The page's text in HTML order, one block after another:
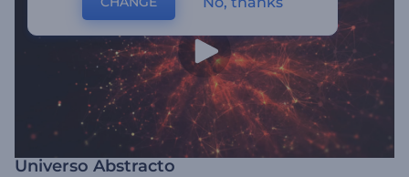
Universo Abstracto